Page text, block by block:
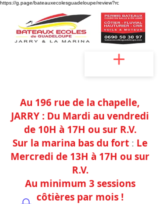
https://g.page/bateauxecolesguadeloupe/review?rc
Au 196 rue de la chapelle,
JARRY : Du Mardi au vendredi
de 10H à 17H ou sur R.V.
Sur la marina bas du fort : Le
Mercredi de 13H à 17H ou sur
R.V.
Au minimum 3 sessions
côtières par mois !